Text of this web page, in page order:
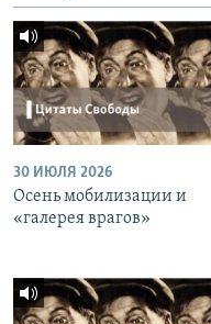
30 ИЮЛЯ 2026
Осень мобилизации и
«галерея врагов»